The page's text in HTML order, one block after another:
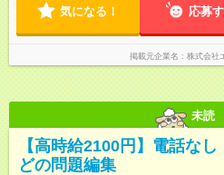
みなし残業代 6,261円／月 み
法令遵守を徹底！ 連続3時間
気になる！ 応募
掲載元企業名 株式会社
未読
【高時給2100円】電話な
どの問題編集